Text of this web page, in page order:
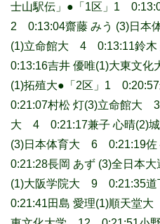
士山駅伝」●「1区」1
2 0:13:04齋藤 みう (3)日
(1)立命館大 4 0:13:11鈴
0:13:16吉井 優唯(1)大東文
(1)拓殖大●「2区」1
0:21:07村松 灯(3)立命館大
大 4 0:21:17兼子 心晴(2)
(3)日本体育大 6 0:21:19
0:21:28長岡 あず (3)全日本
(1)大阪学院大 9 0:21:35
0:21:41田島 愛理(1)順天堂